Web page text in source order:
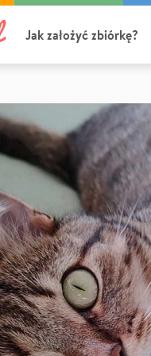
Jak założyć zbiórkę?